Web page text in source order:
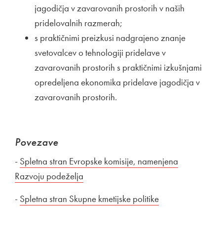
jagodičja v zavarovanih prostorih v naših
pridelovalnih razmerah;
s praktičnimi preizkusi nadgrajeno znanje
svetovalcev o tehnologiji pridelave v
zavarovanih prostorih s praktičnimi izkušnjami
opredeljena ekonomika pridelave jagodičja v
zavarovanih prostorih.
Povezave
- Zunanja povezava na
Spletna stran Evropske komisije, namenjena
Razvoju podeželja
- Zunanja povezava na
Spletna stran Skupne kmetijske politike